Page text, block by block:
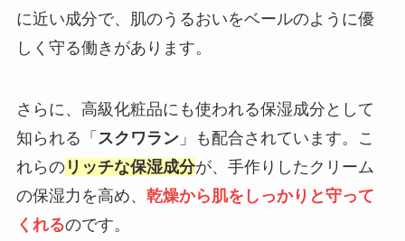
に近い成分で、肌のうるおいをベールのように優
しく守る働きがあります。
さらに、高級化粧品にも使われる保湿成分として
知られる「 スクワラン」も配合されています。こ
れらのリッチな保湿成分が、手作りしたクリーム
の保湿力を高め、 乾燥から肌をしっかりと守って
くれるのです。